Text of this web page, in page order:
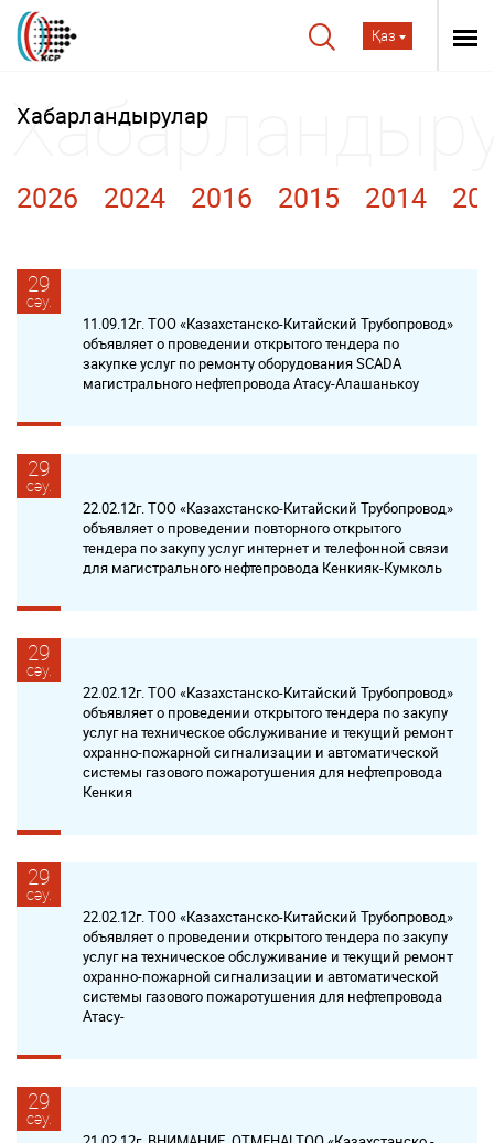
Қаз
Хабарландырулар
2026 2024 2016 2015 2014
29
сәу.
11.09.12г. ТОО «Казахстанско-Китайский Трубопровод»
объявляет о проведении открытого тендера по
закупке услуг по ремонту оборудования SCADA
магистрального нефтепровода Атасу-Алашанькоу
29
сәу.
22.02.12г. ТОО «Казахстанско-Китайский Трубопровод»
объявляет о проведении повторного открытого
тендера по закупу услуг интернет и телефонной связи
для магистрального нефтепровода Кенкияк-Кумколь
29
сәу.
22.02.12г. ТОО «Казахстанско-Китайский Трубопровод»
объявляет о проведении открытого тендера по закупу
услуг на техническое обслуживание и текущий ремонт
охранно-пожарной сигнализации и автоматической
системы газового пожаротушения для нефтепровода
Кенкия
29
сәу.
22.02.12г. ТОО «Казахстанско-Китайский Трубопровод»
объявляет о проведении открытого тендера по закупу
услуг на техническое обслуживание и текущий ремонт
охранно-пожарной сигнализации и автоматической
системы газового пожаротушения для нефтепровода
Атасу-
29
сәу.